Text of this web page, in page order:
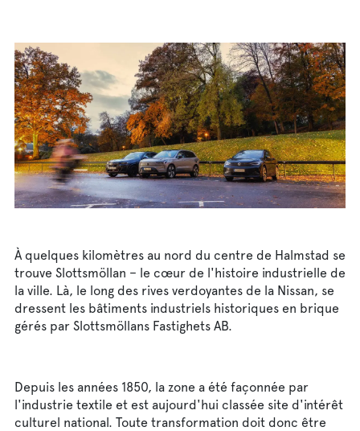
Fra Sve Eng Deu Dan
À quelques kilomètres au nord du centre de Halmstad se
trouve Slottsmöllan – le cœur de l'histoire industrielle de
la ville. Là, le long des rives verdoyantes de la Nissan, se
dressent les bâtiments industriels historiques en brique
gérés par Slottsmöllans Fastighets AB.
Depuis les années 1850, la zone a été façonnée par
l'industrie textile et est aujourd'hui classée site d'intérêt
culturel national. Toute transformation doit donc être